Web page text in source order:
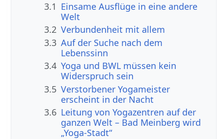
3.1 Einsame Ausflüge in eine andere
Welt
3.2 Verbundenheit mit allem
3.3 Auf der Suche nach dem
Lebenssinn
3.4 Yoga und BWL müssen kein
Widerspruch sein
3.5 Verstorbener Yogameister
erscheint in der Nacht
3.6 Leitung von Yogazentren auf der
ganzen Welt – Bad Meinberg wird
„Yoga-Stadt“